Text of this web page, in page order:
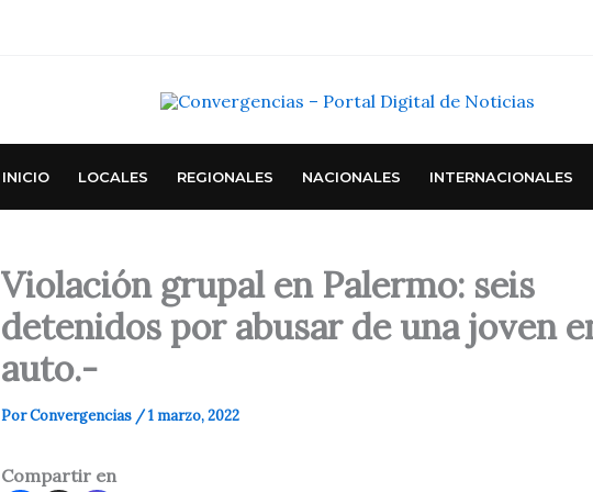
INICIO LOCALES REGIONALES NACIONALES INTERNACIONALES
Violación grupal en Palermo: seis
detenidos por abusar de una joven
auto.-
PorConvergencias /1 marzo, 2022
Compartir en